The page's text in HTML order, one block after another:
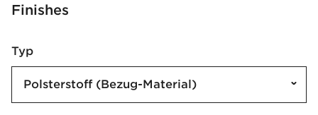
Finishes
Typ
Polsterstoff (Bezug-Material)